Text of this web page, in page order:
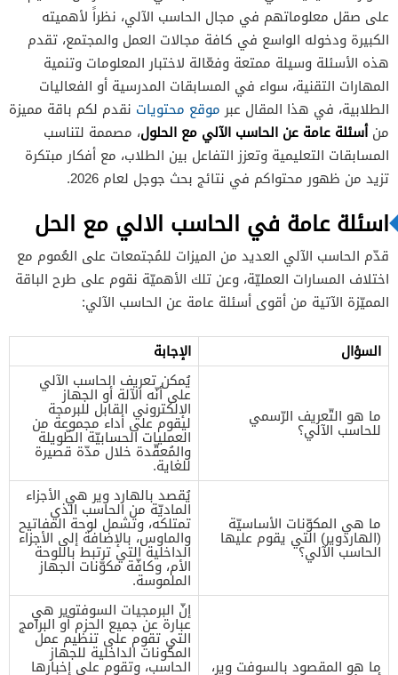
على صقل معلوماتهم في مجال الحاسب الآلي، نظراً لأهميته
الكبيرة ودخوله الواسع في كافة مجالات العمل والمجتمع، تقدم
هذه الأسئلة وسيلة ممتعة وفعّالة لاختبار المعلومات وتنمية
المهارات التقنية، سواء في المسابقات المدرسية أو الفعاليات
الطلابية، في هذا المقال عبرموقع محتويات نقدم لكم باقة مميزة
منأسئلة عامة عن الحاسب الآلي مع الحلول، مصممة لتناسب
المسابقات التعليمية وتعزز التفاعل بين الطلاب، مع أفكار مبتكرة
تزيد من ظهور محتواكم في نتائج بحث جوجل لعام 2026.
اسئلة عامة في الحاسب الالي مع الحل
قدّم الحاسب الآلي العديد من الميزات للمُجتمعات على العُموم مع
اختلاف المسارات العمليّة، وعن تلك الأهميّة نقوم على طرح الباقة
المميّزة الآتية من أقوى أسئلة عامة عن الحاسب الآلي:
السؤال
الإجابة
ما هو التّعريف الرّسمي
للحاسب الآلي؟
يُمكن تعريف الحاسب الآلي
على أنّه الآلة أو الجهاز
الإلكتروني القابل للبرمجة
ليقوم على أداء مجموعة من
العمليات الحسابيّة الطّويلة
والمُعقّدة خلال مدّة قصيرة
للغاية.
ما هي المكوّنات الأساسيّة
(الهاردوير) التي يقوم عليها
الحاسب الآلي؟
يُقصد بالهارد وير هي الأجزاء
الماديّة من الحاسب الذي
تمتلكه، وتشمل لوحة المفاتيح
والماوس، بالإضافة إلى الأجزاء
الداخلية التي ترتبط باللوحة
الأم، وكافّة مكوّنات الجهاز
الملموسة.
ما هو المقصود بالسوفت وير،
إنّ البرمجيات السوفتوير هي
عبارة عن جميع الحزم أو البرامج
التي تقوم على تنظيم عمل
المكونات الداخلية للجهاز
الحاسب، وتقوم على إخبارها